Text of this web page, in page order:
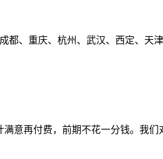
都、重庆、杭州、武汉、西定、天
意再付费，前期不花一分钱。我